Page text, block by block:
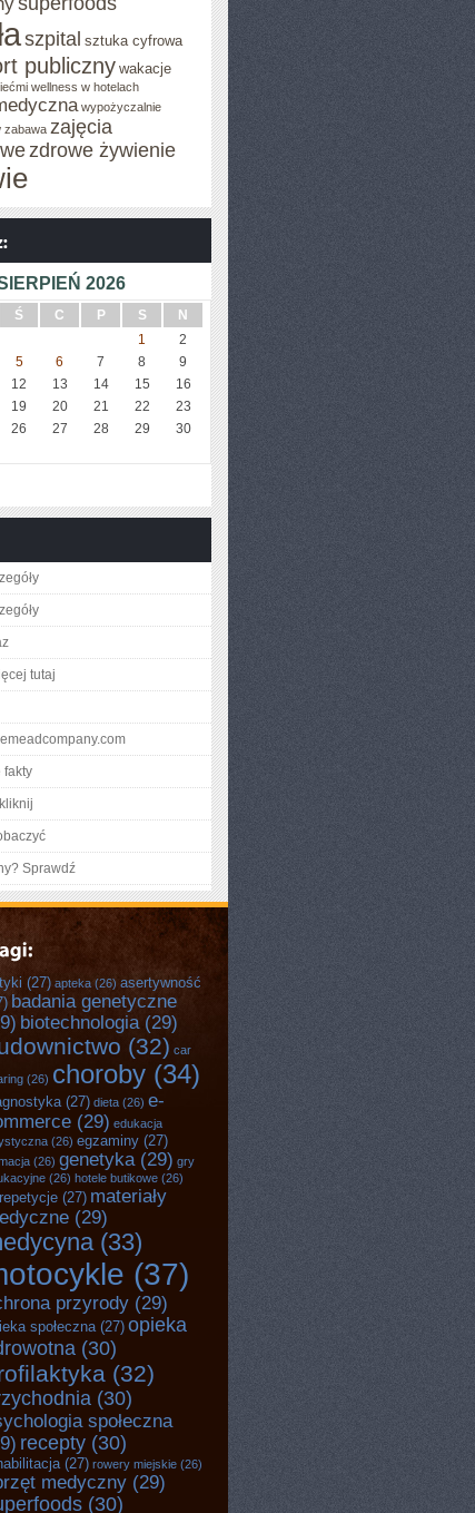
szpital sztuka cyfrowa
publiczny wakacje
wellness w hotelach
wypożyczalnie
zabawa zajęcia
zdrowe żywienie
2026
Ś C P S
N
1
2
5 6 7 8
9
12 13 14 15
16
19 20 21 22
23
26 27 28 29
30
tutaj
fakty
Sprawdź
(27) apteka (26) asertywność
badania genetyczne
biotechnologia (29)
(32) car
(26) choroby (34)
(27) dieta (26) e-
(29) edukacja
(26) egzaminy (27)
(26) genetyka (29) gry
(26) hotele butikowe (26)
(27) materiały
(29)
(33)
(37)
przyrody (29)
społeczna(27) opieka
(30)
(32)
(30)
społeczna
recepty (30)
(27) rowery miejskie (26)
medyczny (29)
(30)